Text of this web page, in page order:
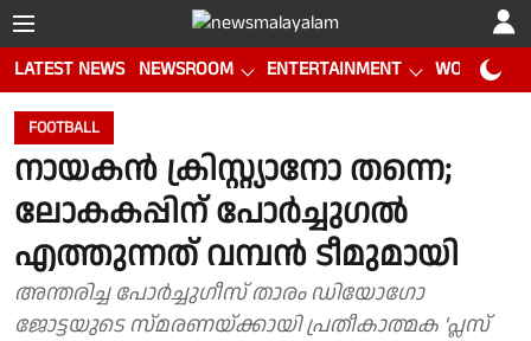
LATEST NEWS NEWSROOM ENTERTAINMENT WORLD CUP
FOOTBALL
നായകന്‍ ക്രിസ്റ്റ്യാനോ തന്നെ;
ലോകകപ്പിന് പോര്‍ച്ചുഗല്‍
എത്തുന്നത് വമ്പന്‍ ടീമുമായി
അന്തരിച്ച പോര്‍ച്ചുഗീസ് താരം ഡിയോഗോ
ജോട്ടയുടെ സ്മരണയ്ക്കായി പ്രതീകാത്മക 'പ്ലസ്